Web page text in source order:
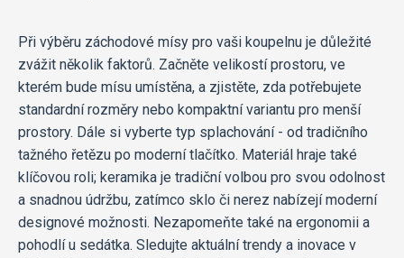
Při výběru záchodové mísy pro vaši koupelnu je důležité
zvážit několik faktorů. Začněte velikostí prostoru, ve
kterém bude mísu umístěna, a zjistěte, zda potřebujete
standardní rozměry nebo kompaktní variantu pro menší
prostory. Dále si vyberte typ splachování - od tradičního
tažného řetězu po moderní tlačítko. Materiál hraje také
klíčovou roli; keramika je tradiční volbou pro svou odolnost
a snadnou údržbu, zatímco sklo či nerez nabízejí moderní
designové možnosti. Nezapomeňte také na ergonomii a
pohodlí u sedátka. Sledujte aktuální trendy a inovace v